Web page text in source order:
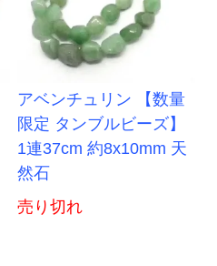
アベンチュリン 【数量
限定 タンブルビーズ】
1連37cm 約8x10mm 天
然石
売り切れ